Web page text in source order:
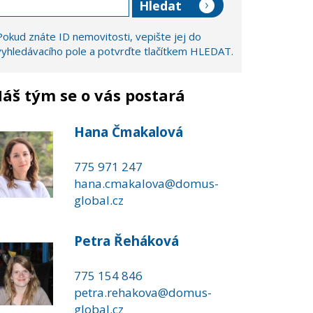
znáte ID nemovitosti, vepište jej do
pole a potvrďte tlačítkem HLEDAT.
tým se o vás postará
Hana Čmakalová
775 971 247
hana.cmakalova@domus-
global.cz
Petra Řeháková
775 154 846
petra.rehakova@domus-
global.cz